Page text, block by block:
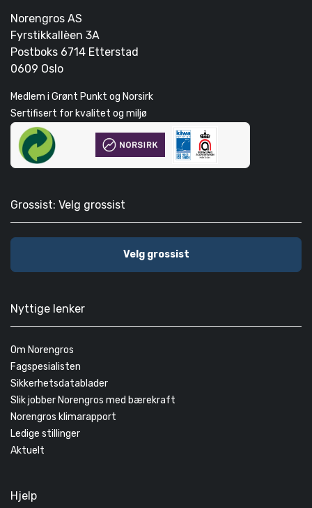
Norengros AS
Fyrstikkallèen 3A
Postboks 6714 Etterstad
0609 Oslo
Medlem i Grønt Punkt og Norsirk
Sertifisert for kvalitet og miljø
Grossist: Velg grossist
Velg grossist
Nyttige lenker
Om Norengros
Fagspesialisten
Sikkerhetsdatablader
Slik jobber Norengros med bærekraft
Norengros klimarapport
Ledige stillinger
Aktuelt
Hjelp